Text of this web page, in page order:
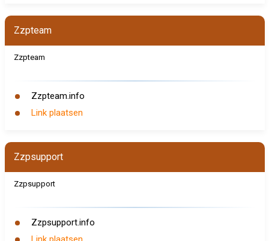
Zzpteam
Zzpteam
Zzpteam.info
Link plaatsen
Zzpsupport
Zzpsupport
Zzpsupport.info